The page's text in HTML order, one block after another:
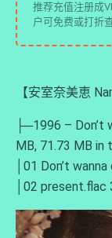
推荐充值注册成
户可免费或打折
【安室奈美恵
├─1996 – Don’t
MB, 71.73 MB in
│01 Don’t
│02 present.flac